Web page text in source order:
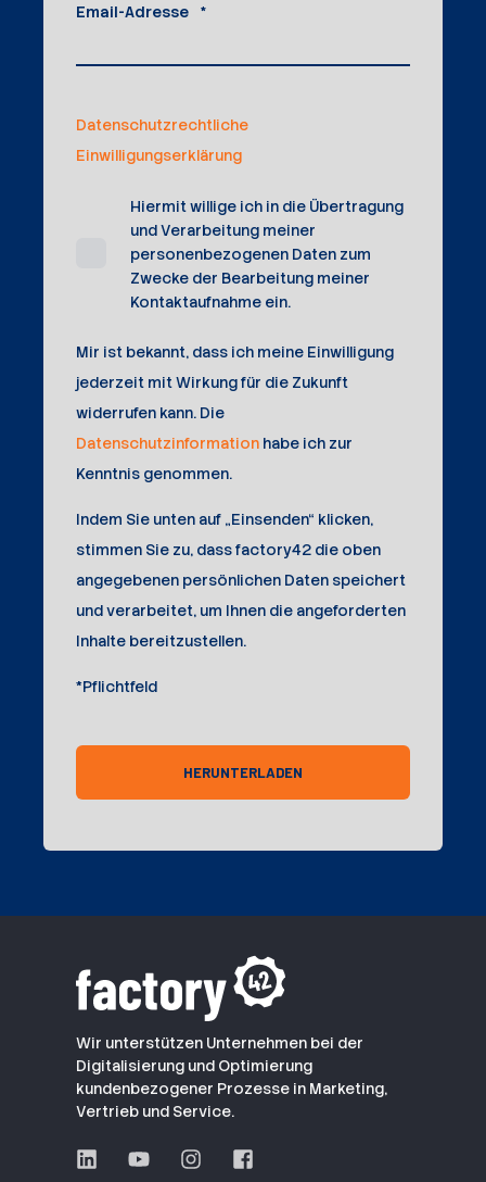
Email-Adresse *
Datenschutzrechtliche
Einwilligungserklärung
Hiermit willige ich in die Übertragung
und Verarbeitung meiner
personenbezogenen Daten zum
Zwecke der Bearbeitung meiner
Kontaktaufnahme ein.
Mir ist bekannt, dass ich meine Einwilligung
jederzeit mit Wirkung für die Zukunft
widerrufen kann. Die
Datenschutzinformation habe ich zur
Kenntnis genommen.
Indem Sie unten auf „Einsenden“ klicken,
stimmen Sie zu, dass factory42 die oben
angegebenen persönlichen Daten speichert
und verarbeitet, um Ihnen die angeforderten
Inhalte bereitzustellen.
*Pflichtfeld
Wir unterstützen Unternehmen bei der
Digitalisierung und Optimierung
kundenbezogener Prozesse in Marketing,
Vertrieb und Service.